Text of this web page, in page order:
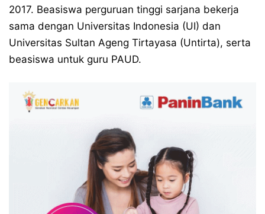
2017. Beasiswa perguruan tinggi sarjana bekerja
sama dengan Universitas Indonesia (UI) dan
Universitas Sultan Ageng Tirtayasa (Untirta), serta
beasiswa untuk guru PAUD.